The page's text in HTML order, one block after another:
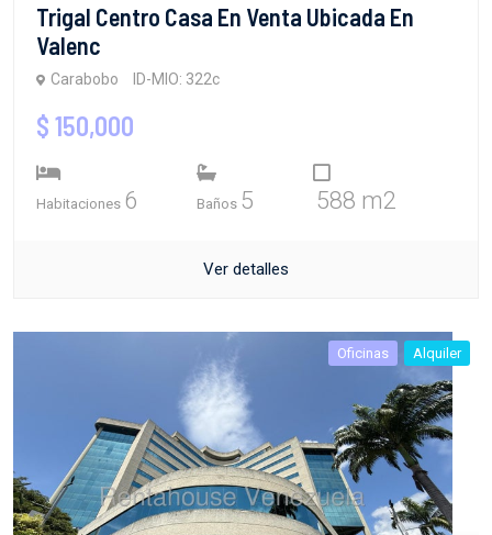
Trigal Centro Casa En Venta Ubicada En
Valenc
Carabobo ID-MIO: 322c
$ 150,000
Habitaciones 6 Baños 5 588 m2
Ver detalles
Oficinas Alquiler